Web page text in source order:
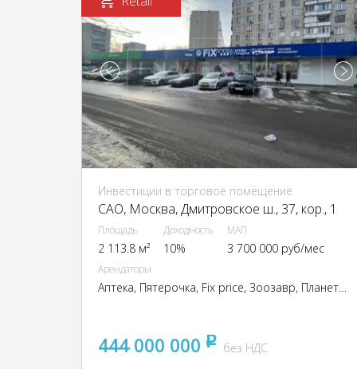
Инвестиции в торговое помещение
CАО, Москва, Дмитровское ш., 37, кор., 1
Площадь
2 113.8 м²
Доходность
10%
МАП
3 700 000 руб/мес
Арендаторы
Аптека, Пятерочка, Fix price, Зоозавр, Планета Секонд
444 000 000 pуббез НДС